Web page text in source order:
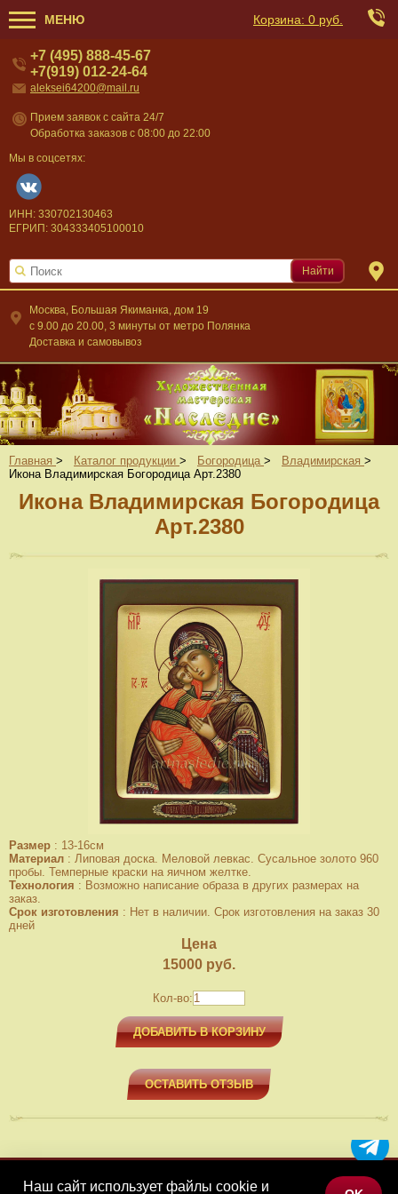
МЕНЮ Корзина: 0 руб.
Москва, Большая Якиманка, дом 19
c 9.00 до 20.00, 3 минуты от метро Полянка
Доставка и самовывоз
+7 (495) 888-45-67
+7(919) 012-24-64
aleksei64200@mail.ru
Прием заявок с сайта 24/7
Обработка заказов с 08:00 до 22:00
Мы в соцсетях:
ИНН: 330702130463
ЕГРИП: 304333405100010
Найти
Главная > Каталог продукции > Богородица > Владимирская >
Икона Владимирская Богородица Арт.2380
Икона Владимирская Богородица
Арт.2380
Размер : 13-16см
Материал : Липовая доска. Меловой левкас. Сусальное золото 960
пробы. Темперные краски на яичном желтке.
Технология : Возможно написание образа в других размерах на
заказ.
Срок изготовления : Нет в наличии. Срок изготовления на заказ 30
дней
Цена
15000 руб.
Кол-во:
ДОБАВИТЬ В КОРЗИНУ
ОСТАВИТЬ ОТЗЫВ
МЕНЮ
Наш сайт использует файлы cookie и